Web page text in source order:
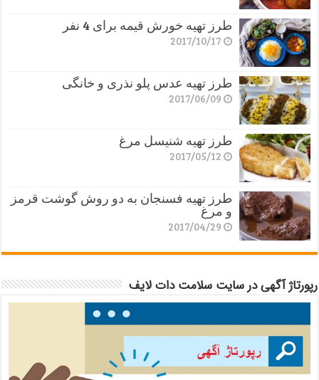
طرز تهیه خورش قیمه برای 4 نفر
2017/10/17
طرز تهیه عدس پلو نذری و خانگی
2017/06/09
طرز تهیه شنیسل مرغ
2017/05/12
طرز تهیه فسنجان به دو روش گوشت قرمز
و مرغ
2017/04/29
رپورتاژ آگهی در سایت سلامت دات لایف